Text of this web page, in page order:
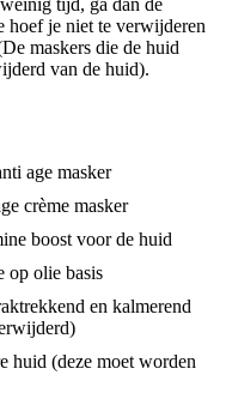
tijd, ga dan de
hoef je niet te verwijderen
maskers die de huid
van de huid).
age masker
crème masker
boost voor de huid
op olie basis
en kalmerend
huid (deze moet worden